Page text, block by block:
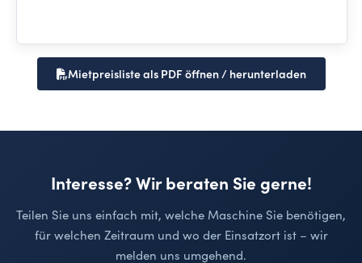
Mietpreisliste als PDF öffnen / herunterladen
Interesse? Wir beraten Sie gerne!
Teilen Sie uns einfach mit, welche Maschine Sie benötigen,
für welchen Zeitraum und wo der Einsatzort ist – wir
melden uns umgehend.